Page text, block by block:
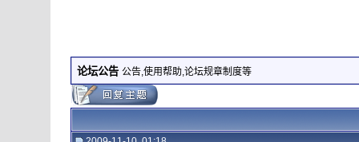
论坛公告 公告,使用帮助,论坛规章制度等